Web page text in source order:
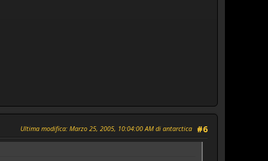
#6
Ultima modifica: Marzo 25, 2005, 10:04:00 AM di antarctica